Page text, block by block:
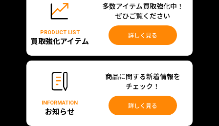
PRODUCT LIST
買取強化アイテム
多数アイテム買取強化中！
ぜひご覧ください
詳しく見る
INFORMATION
お知らせ
商品に関する新着情報を
チェック！
詳しく見る